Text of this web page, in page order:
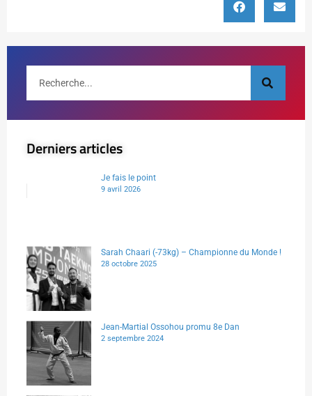
Derniers articles
Je fais le point
9 avril 2026
Sarah Chaari (-73kg) – Championne du Monde !
28 octobre 2025
Jean-Martial Ossohou promu 8e Dan
2 septembre 2024